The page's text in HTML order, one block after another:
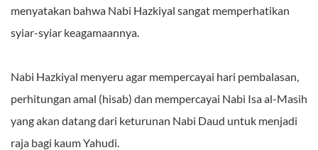
menyatakan bahwa Nabi Hazkiyal sangat memperhatikan
syiar-syiar keagamaannya.
Nabi Hazkiyal menyeru agar mempercayai hari pembalasan,
perhitungan amal (hisab) dan mempercayai Nabi Isa al-Masih
yang akan datang dari keturunan Nabi Daud untuk menjadi
raja bagi kaum Yahudi.